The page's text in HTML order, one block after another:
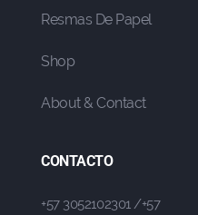
Resmas De Papel
Shop
About & Contact
CONTACTO
+57 3052102301 /+57